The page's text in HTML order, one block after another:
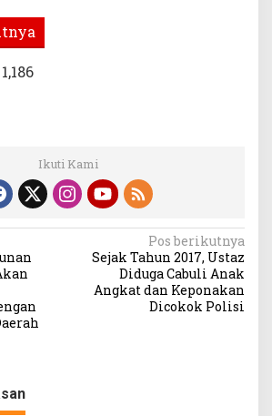
1,186
Ikuti Kami
Pos berikutnya
Sejak Tahun 2017, Ustaz
Diduga Cabuli Anak
Angkat dan Keponakan
Dicokok Polisi